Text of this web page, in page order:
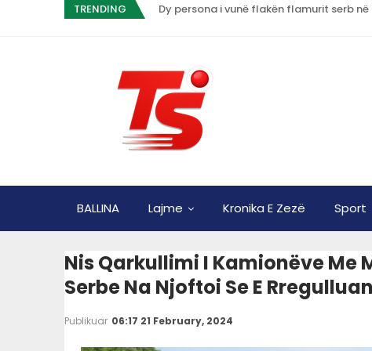
TRENDING Dy persona i vunë flakën flamurit serb
BALLINA Lajme Kronika E Zezë Sport
Nis Qarkullimi I Kamionëve Me
Serbe Na Njoftoi Se E
Publikuar 06:17 21 February, 2024